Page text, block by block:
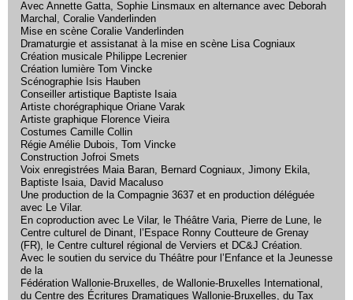
Avec Annette Gatta, Sophie Linsmaux en alternance avec Deborah
Marchal, Coralie Vanderlinden
Mise en scène Coralie Vanderlinden
Dramaturgie et assistanat à la mise en scène Lisa Cogniaux
Création musicale Philippe Lecrenier
Création lumière Tom Vincke
Scénographie Isis Hauben
Conseiller artistique Baptiste Isaia
Artiste chorégraphique Oriane Varak
Artiste graphique Florence Vieira
Costumes Camille Collin
Régie Amélie Dubois, Tom Vincke
Construction Jofroi Smets
Voix enregistrées Maia Baran, Bernard Cogniaux, Jimony Ekila,
Baptiste Isaia, David Macaluso
Une production de la Compagnie 3637 et en production déléguée
avec Le Vilar.
En coproduction avec Le Vilar, le Théâtre Varia, Pierre de Lune, le
Centre culturel de Dinant, l’Espace Ronny Coutteure de Grenay
(FR), le Centre culturel régional de Verviers et DC&J Création.
Avec le soutien du service du Théâtre pour l’Enfance et la Jeunesse
de la
Fédération Wallonie-Bruxelles, de Wallonie-Bruxelles International,
du Centre des Écritures Dramatiques Wallonie-Bruxelles, du Tax